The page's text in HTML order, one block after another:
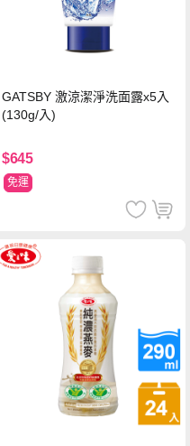
GATSBY 激涼潔淨洗面露x5入
(130g/入)
$645
免運